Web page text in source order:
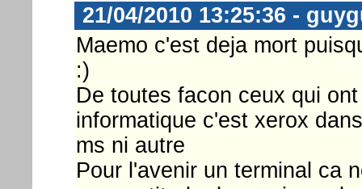
21/04/2010 13:25:36 -
Maemo c'est deja mort
:)
De toutes facon ceux qui
informatique c'est xerox
ms ni autre
Pour l'avenir un terminal ca